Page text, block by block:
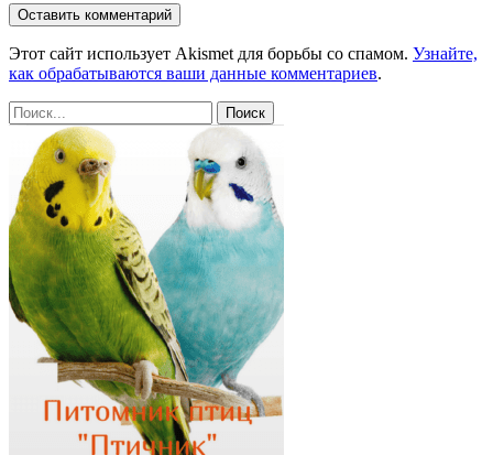
Этот сайт использует Akismet для борьбы со спамом. Узнайте,
как обрабатываются ваши данные комментариев.